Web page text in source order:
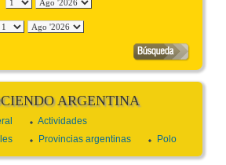
ARGENTINA
Actividades
Provincias argentinas Polo